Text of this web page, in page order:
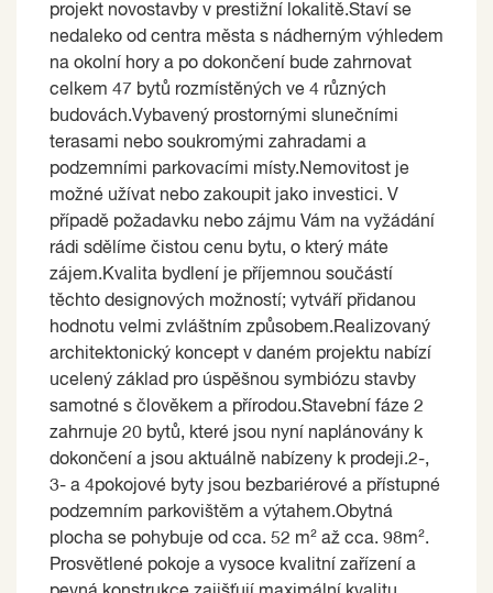
projekt novostavby v prestižní lokalitě.Staví se
nedaleko od centra města s nádherným výhledem
na okolní hory a po dokončení bude zahrnovat
celkem 47 bytů rozmístěných ve 4 různých
budovách.Vybavený prostornými slunečními
terasami nebo soukromými zahradami a
podzemními parkovacími místy.Nemovitost je
možné užívat nebo zakoupit jako investici. V
případě požadavku nebo zájmu Vám na vyžádání
rádi sdělíme čistou cenu bytu, o který máte
zájem.Kvalita bydlení je příjemnou součástí
těchto designových možností; vytváří přidanou
hodnotu velmi zvláštním způsobem.Realizovaný
architektonický koncept v daném projektu nabízí
ucelený základ pro úspěšnou symbiózu stavby
samotné s člověkem a přírodou.Stavební fáze 2
zahrnuje 20 bytů, které jsou nyní naplánovány k
dokončení a jsou aktuálně nabízeny k prodeji.2-,
3- a 4pokojové byty jsou bezbariérové ​​a přístupné
podzemním parkovištěm a výtahem.Obytná
plocha se pohybuje od cca. 52 m² až cca. 98m².
Prosvětlené pokoje a vysoce kvalitní zařízení a